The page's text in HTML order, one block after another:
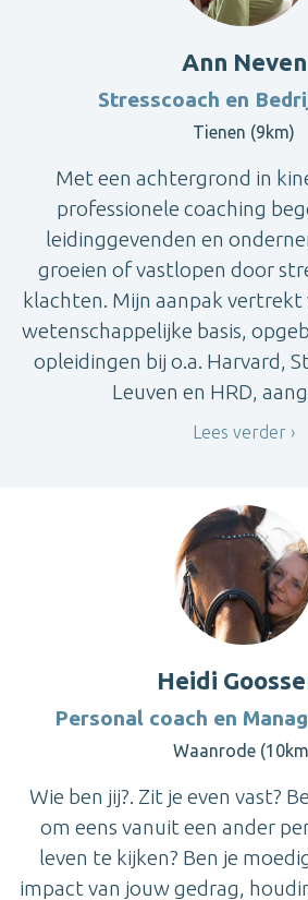
Ann Neven
Stresscoach en
Tienen (9km)
Met een achtergrond in
professionele coaching
leidinggevenden en
groeien of vastlopen door
klachten. Mijn aanpak vertrekt
wetenschappelijke basis,
opleidingen bij o.a. Harvard,
Leuven en HRD,
Lees verder
Heidi
Personal coach en
Waanrode
Wie ben jij?. Zit je even vast?
om eens vanuit een ander
leven te kijken? Ben je
impact van jouw gedrag,